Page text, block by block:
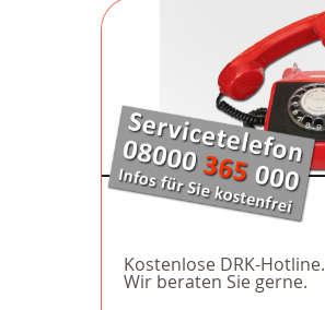
Kostenlose DRK-Hotline.
Wir beraten Sie gerne.